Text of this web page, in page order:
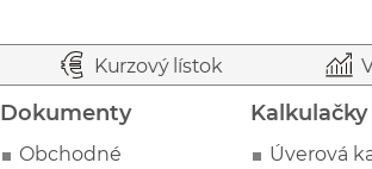
Kurzový lístok
Dokumenty
Obchodné
Kalkulačky
Úverová